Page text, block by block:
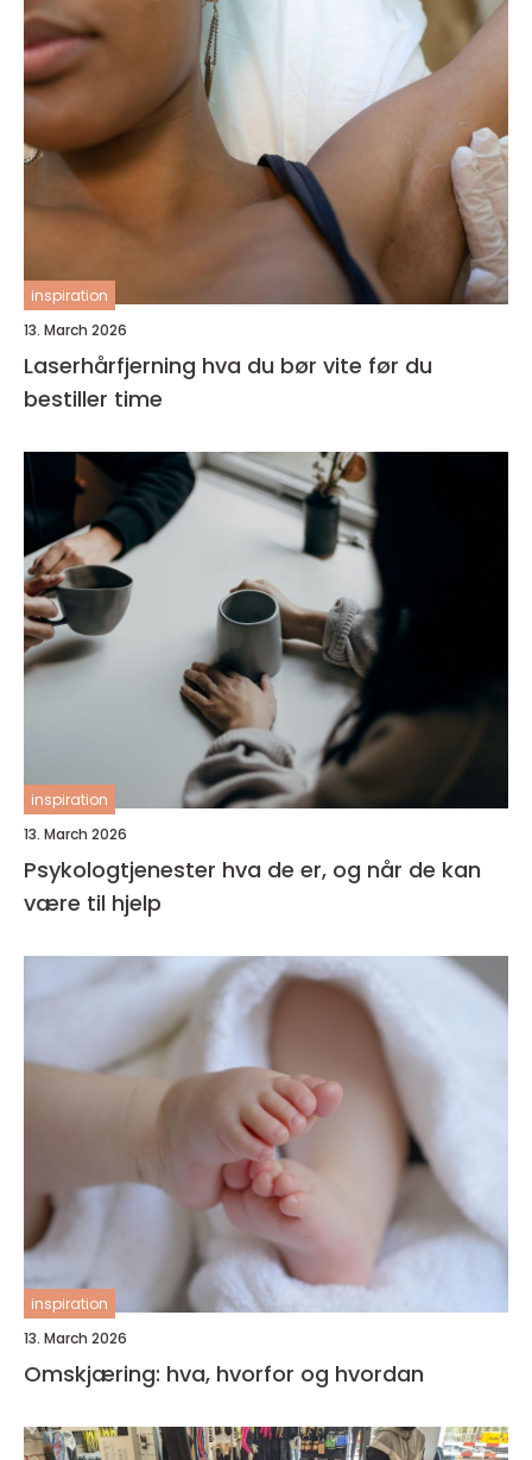
inspiration
13. March 2026
Laserhårfjerning hva du bør vite før du
bestiller time
inspiration
13. March 2026
Psykologtjenester hva de er, og når de kan
være til hjelp
inspiration
13. March 2026
Omskjæring: hva, hvorfor og hvordan